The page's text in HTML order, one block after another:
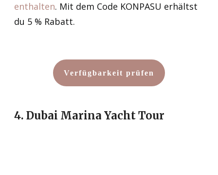
enthalten. Mit dem Code KONPASU erhältst
du 5 % Rabatt.
Verfügbarkeit prüfen
4. Dubai Marina Yacht Tour